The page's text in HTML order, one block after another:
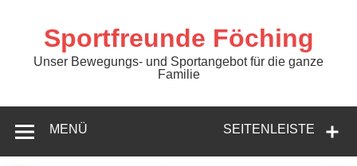
springenSportfreunde Föching
Unser Bewegungs- und Sportangebot für die ganze
Familie
SEITENLEISTE
MENÜ